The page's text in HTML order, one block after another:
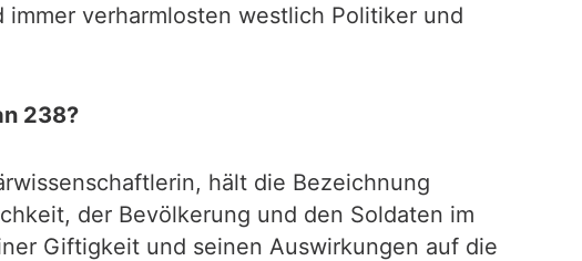
verharmlosten westlich Politiker und
238?
hält die Bezeichnung
der Bevölkerung und den Soldaten im
Giftigkeit und seinen Auswirkungen auf die